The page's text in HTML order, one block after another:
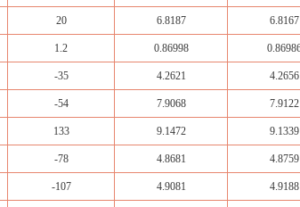
20 6.8187 6.8167
1.2 0.86998
-35 4.2621 4.2656
-54 7.9068 7.9122
133 9.1472 9.1339
-78 4.8681 4.8759
-107 4.9081 4.9188